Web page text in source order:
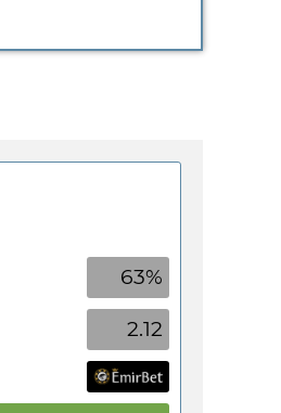
63%
2.12